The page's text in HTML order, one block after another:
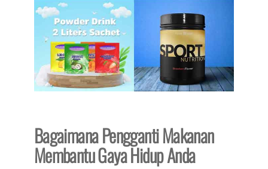
Bagaimana Pengganti Makanan
Membantu Gaya Hidup Anda